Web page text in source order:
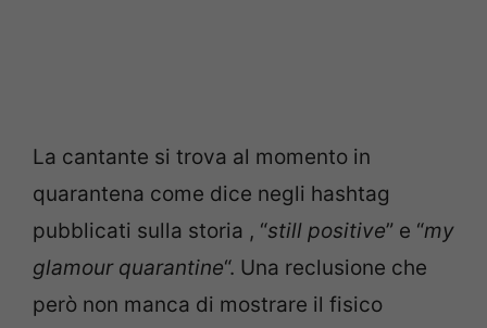
La cantante si trova al momento in
quarantena come dice negli hashtag
pubblicati sulla storia , “still positive” e “my
glamour quarantine“. Una reclusione che
però non manca di mostrare il fisico